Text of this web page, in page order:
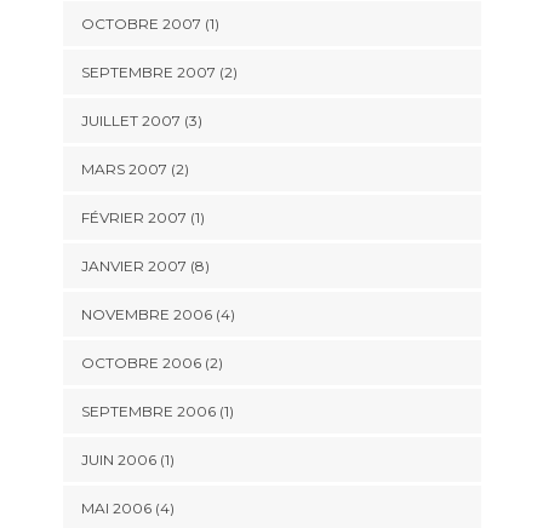
OCTOBRE 2007 (1)
SEPTEMBRE 2007 (2)
JUILLET 2007 (3)
MARS 2007 (2)
FÉVRIER 2007 (1)
JANVIER 2007 (8)
NOVEMBRE 2006 (4)
OCTOBRE 2006 (2)
SEPTEMBRE 2006 (1)
JUIN 2006 (1)
MAI 2006 (4)